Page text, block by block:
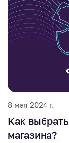
8 мая 2024 г.
Как
магазина?